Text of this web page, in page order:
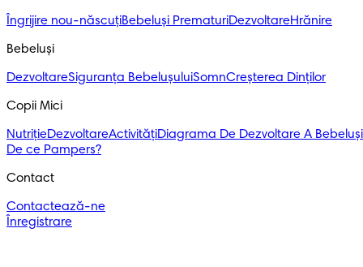
Îngrijire nou-născuțiBebeluși PrematuriDezvoltareHrănire
Bebeluși
DezvoltareSiguranța BebelușuluiSomnCreșterea Dinților
Copii Mici
NutrițieDezvoltareActivitățiDiagrama De Dezvoltare A
De ce Pampers?
Contact
Contactează-ne
Înregistrare